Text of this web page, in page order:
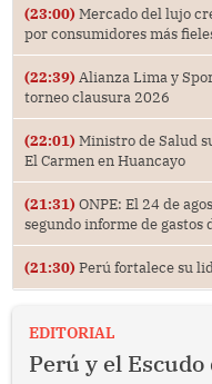
(23:00) Mercado del lujo
por consumidores más
(22:39) Alianza Lima y
torneo clausura 2026
(22:01) Ministro de Salud
El Carmen en Huancayo
(21:31) ONPE: El 24 de
segundo informe de gastos
(21:30) Perú fortalece su
EDITORIAL
Perú y el